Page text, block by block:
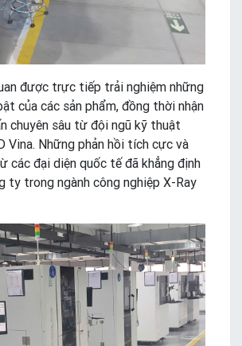
được trực tiếp trải nghiệm những
của các sản phẩm, đồng thời nhận
chuyên sâu từ đội ngũ kỹ thuật
Vina. Những phản hồi tích cực và
các đại diện quốc tế đã khẳng định
ty trong ngành công nghiệp X-Ray